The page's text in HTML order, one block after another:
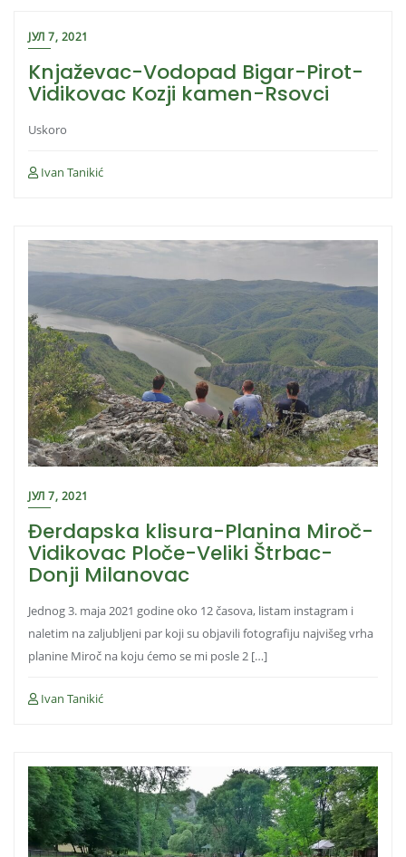
ЈУЛ 7, 2021
Knjaževac-Vodopad Bigar-Pirot-
Vidikovac Kozji kamen-Rsovci
Uskoro
Ivan Tanikić
ЈУЛ 7, 2021
Đerdapska klisura-Planina Miroč-
Vidikovac Ploče-Veliki Štrbac-
Donji Milanovac
Jednog 3. maja 2021 godine oko 12 časova, listam instagram i
naletim na zaljubljeni par koji su objavili fotografiju najvišeg vrha
planine Miroč na koju ćemo se mi posle 2 […]
Ivan Tanikić